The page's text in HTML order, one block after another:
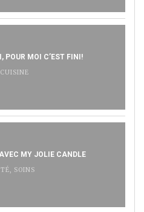
POUR MOI C’EST FINI!
MY JOLIE CANDLE
, SOINS